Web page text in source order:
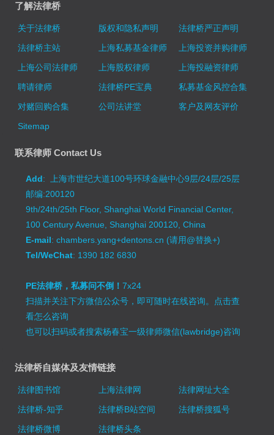
了解法律桥
关于法律桥 版权和隐私声明
法律桥严正声明
法律桥主站
上海私募基金律师
上海投资并购律师
上海公司法律师
上海股权律师
上海投融资律师
聘请律师
法律桥PE宝典
私募基金风控合集
对赌回购合集
公司法讲堂
客户及网友评价
Sitemap
联系律师 Contact Us
Add: 上海市世纪大道100号环球金融中心9层/24层/25层
邮编:200120
9th/24th/25th Floor, Shanghai World Financial Center,
100 Century Avenue, Shanghai 200120, China
E-mail: chambers.yang+dentons.cn (请用@替换+)
Tel/WeChat: 1390 182 6830
PE法律桥，私募问不倒！7x24
扫描并关注下方微信公众号，即可随时在线咨询。 点击查
看怎么咨询
也可以扫码或者搜索杨春宝一级律师微信(lawbridge)咨询
法律桥自媒体及友情链接
法律图书馆 上海法律网
法律网址大全
法律桥-知乎
法律桥B站空间
法律桥搜狐号
法律桥微博
法律桥头条